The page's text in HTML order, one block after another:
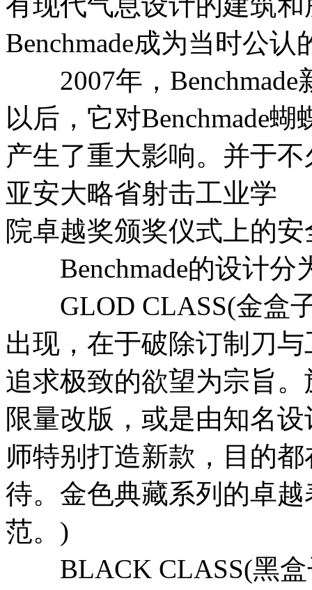
Benchmade成为当时公
2007年，Benchmade
以后，它对Benchmade
产生了重大影响。并于
亚安大略省射击工业学
院卓越奖颁奖仪式上的
Benchmade的设计分
GLOD CLASS(金盒子
出现，在于破除订制刀
追求极致的欲望为宗旨
限量改版，或是由知名设
师特别打造新款，目的
待。金色典藏系列的卓
范。)
BLACK CLASS(黑盒